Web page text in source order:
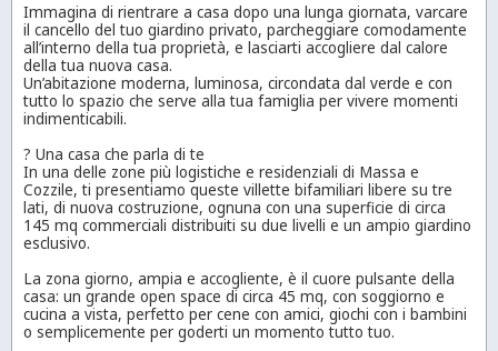
Immagina di rientrare a casa dopo una lunga giornata, varcare
il cancello del tuo giardino privato, parcheggiare comodamente
all’interno della tua proprietà, e lasciarti accogliere dal calore
della tua nuova casa.
Un’abitazione moderna, luminosa, circondata dal verde e con
tutto lo spazio che serve alla tua famiglia per vivere momenti
indimenticabili.
? Una casa che parla di te
In una delle zone più logistiche e residenziali di Massa e
Cozzile, ti presentiamo queste villette bifamiliari libere su tre
lati, di nuova costruzione, ognuna con una superficie di circa
145 mq commerciali distribuiti su due livelli e un ampio giardino
esclusivo.
La zona giorno, ampia e accogliente, è il cuore pulsante della
casa: un grande open space di circa 45 mq, con soggiorno e
cucina a vista, perfetto per cene con amici, giochi con i bambini
o semplicemente per goderti un momento tutto tuo.